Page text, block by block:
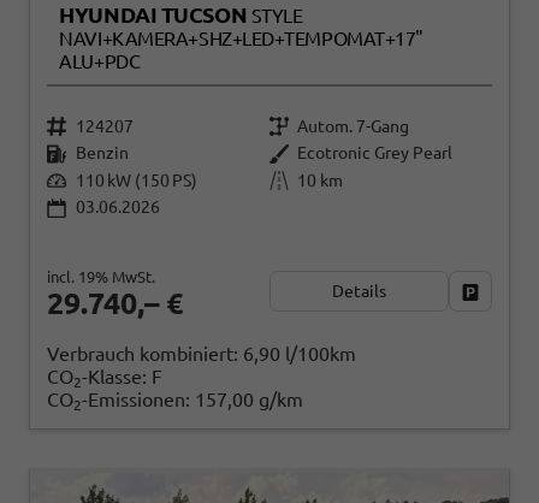
HYUNDAI TUCSON STYLE
NAVI+KAMERA+SHZ+LED+TEMPOMAT+17"
ALU+PDC
124207
Autom. 7-Gang
Benzin
Ecotronic Grey Pearl
110 kW (150 PS)
10 km
03.06.2026
29.740,– €
incl. 19% MwSt.
Details
Verbrauch kombiniert: 6,90 l/100km
CO2-Klasse: F
CO2-Emissionen: 157,00 g/km